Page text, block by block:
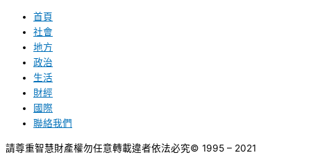
首頁
社會
地方
政治
生活
財經
國際
聯絡我們
請尊重智慧財產權勿任意轉載違者依法必究© 1995 – 2021